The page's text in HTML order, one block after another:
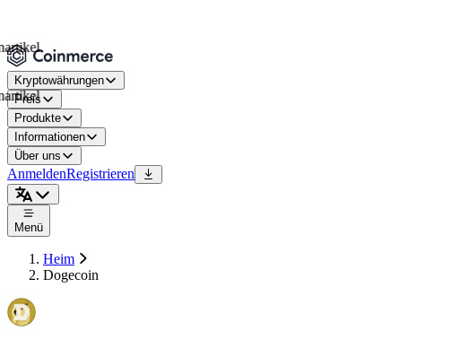
Kryptowährungen
Preis
Produkte
Informationen
Über uns
AnmeldenRegistrieren
Menü
Heim
Dogecoin